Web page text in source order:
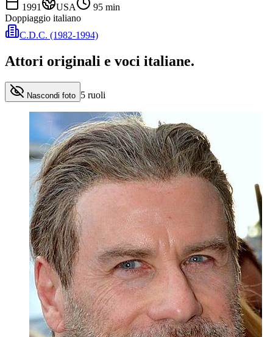
1991
USA 95 min
Doppiaggio italiano
C.D.C. (1982-1994)
Attori originali e voci italiane.
Nascondi foto 5 ruoli